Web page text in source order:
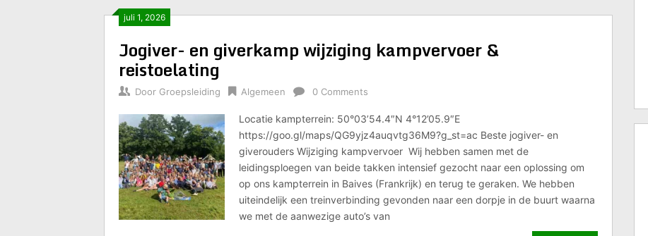
juli 1, 2026
Jogiver- en giverkamp wijziging kampvervoer &
reistoelating
Door Groepsleiding Algemeen 0 Comments
Locatie kampterrein: 50°03’54.4″N 4°12’05.9″E
https://goo.gl/maps/QG9yjz4auqvtg36M9?g_st=ac Beste jogiver- en
giverouders Wijziging kampvervoer Wij hebben samen met de
leidingsploegen van beide takken intensief gezocht naar een oplossing om
op ons kampterrein in Baives (Frankrijk) en terug te geraken. We hebben
uiteindelijk een treinverbinding gevonden naar een dorpje in de buurt waarna
we met de aanwezige auto’s van